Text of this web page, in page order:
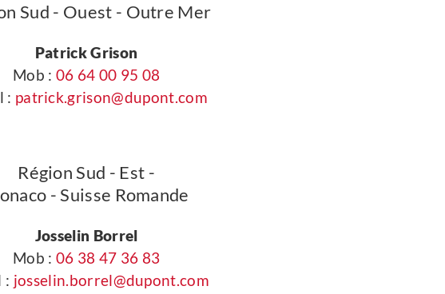
Sud - Ouest - Outre Mer
Patrick Grison
Mob : 06 64 00 95 08
: patrick.grison@dupont.com
Région Sud - Est -
- Suisse Romande
Josselin Borrel
Mob : 06 38 47 36 83
: josselin.borrel@dupont.com